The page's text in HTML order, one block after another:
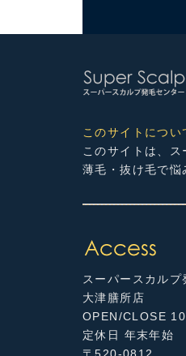
このサイトについ
このサイトは、
薄毛・抜け毛で悩
スーパースカル
大津膳所店
OPEN/CLOSE
定休日 年末年始